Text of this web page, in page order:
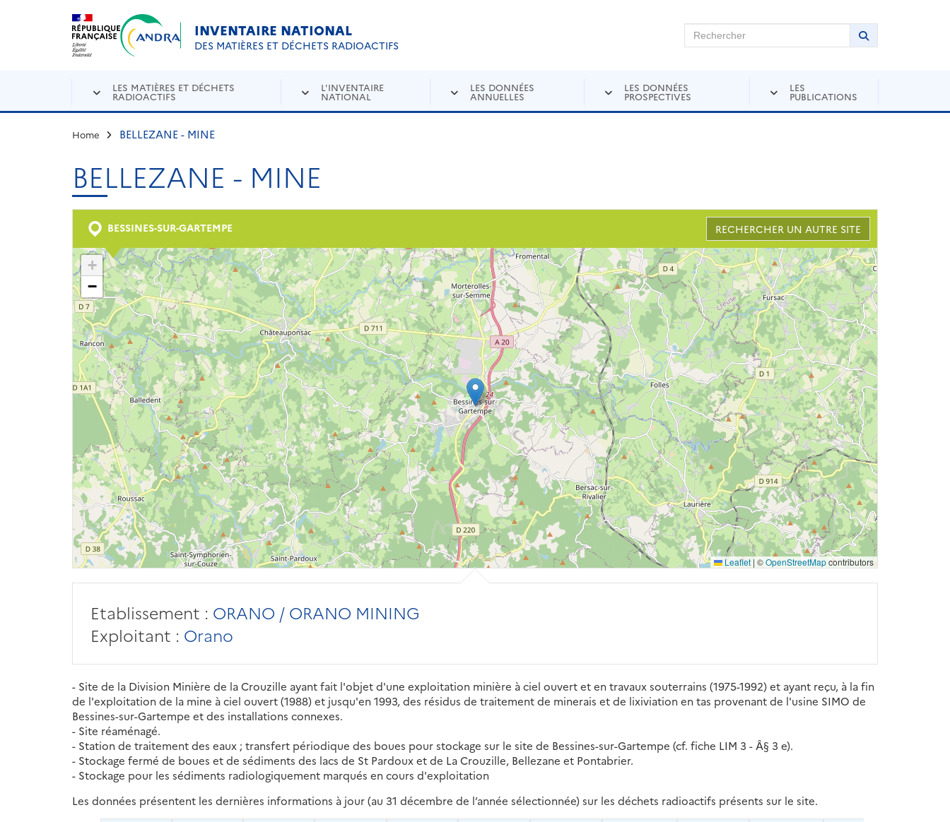
Aller au contenu principal
INVENTAIRE NATIONAL
DES MATIÈRES ET DÉCHETS RADIOACTIFS
Rechercher sur Andra Inventaire Rechercher
Lancer la
LES MATIÈRES ET DÉCHETS
RADIOACTIFS
L'INVENTAIRE
NATIONAL
LES DONNÉES
ANNUELLES
LES DONNÉES
PROSPECTIVES
LES
PUBLICATIONS
Home BELLEZANE - MINE
BELLEZANE - MINE
BESSINES-SUR-GARTEMPE RECHERCHER UN AUTRE SITE
+
−
Leaflet | ©OpenStreetMapcontributors
Etablissement : ORANO / ORANO MINING
Exploitant : Orano
- Site de la Division Minière de la Crouzille ayant fait l'objet d'une exploitation minière à ciel ouvert et en travaux souterrains (1975-1992) et ayant reçu, à la fin
de l'exploitation de la mine à ciel ouvert (1988) et jusqu'en 1993, des résidus de traitement de minerais et de lixiviation en tas provenant de l'usine SIMO de
Bessines-sur-Gartempe et des installations connexes.
- Site réaménagé.
- Station de traitement des eaux ; transfert périodique des boues pour stockage sur le site de Bessines-sur-Gartempe (cf. fiche LIM 3 - Â§ 3 e).
- Stockage fermé de boues et de sédiments des lacs de St Pardoux et de La Crouzille, Bellezane et Pontabrier.
- Stockage pour les sédiments radiologiquement marqués en cours d'exploitation
Les données présentent les dernières informations à jour (au 31 décembre de l’année sélectionnée) sur les déchets radioactifs présents sur le site.